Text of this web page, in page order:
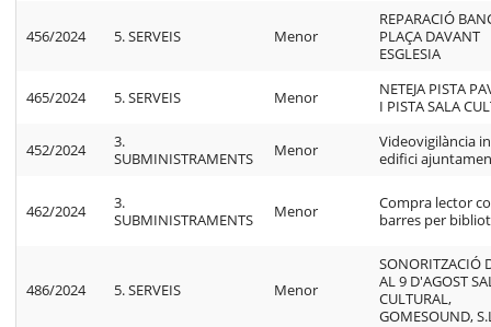
456/2024 5. SERVEIS Menor
REPARACIÓ
PLAÇA DAVANT
ESGLESIA
465/2024 5. SERVEIS Menor
NETEJA PISTA
I PISTA SALA
452/2024
3.
SUBMINISTRAMENTS
Menor
Videovigilància
edifici
462/2024
3.
SUBMINISTRAMENTS
Menor
Compra lector
barres per
486/2024 5. SERVEIS Menor
SONORITZACIÓ
AL 9 D'AGOST
CULTURAL,
GOMESOUND,